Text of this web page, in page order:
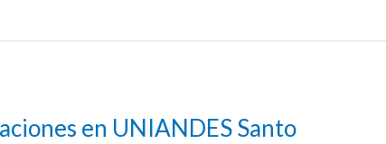
en UNIANDES Santo